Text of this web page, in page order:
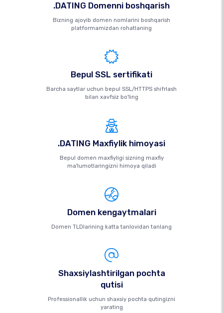
.DATING Domenni boshqarish
Bizning ajoyib domen nomlarini boshqarish
platformamizdan rohatlaning
Bepul SSL sertifikati
Barcha saytlar uchun bepul SSL/HTTPS shifrlash
bilan xavfsiz bo'ling
.DATING Maxfiylik himoyasi
Bepul domen maxfiyligi sizning maxfiy
ma'lumotlaringizni himoya qiladi
Domen kengaytmalari
Domen TLDlarining katta tanlovidan tanlang
Shaxsiylashtirilgan pochta
qutisi
Professionallik uchun shaxsiy pochta qutingizni
yarating